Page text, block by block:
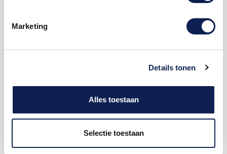
Marketing
Details tonen
Alles toestaan
Selectie toestaan
geweest en waar je nog heen wilt met deze
Dit ontwerp is verkrijgbaar in de volgende maten
Hoogte 3 x 4,5 cm